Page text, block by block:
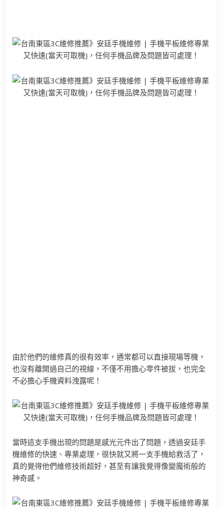
由於他們的維修真的很有效率，通常都可以直接現場等機，
也沒有離開過自己的視線，不僅不用擔心零件被拔，也完全
不必擔心手機資料洩露呢！
當時這支手機出現的問題是感光元件出了問題，透過安廷手
機維修的快速、專業處理，很快就又將一支手機給救活了，
真的覺得他們維修技術超好，甚至有讓我覺得像變魔術般的
神奇感。